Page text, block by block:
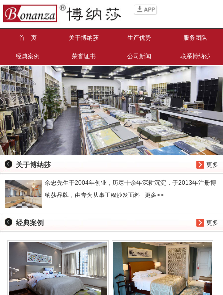
首 页 关于博纳莎 生产优势 服务团队
经典案例 荣誉证书 公司新闻 联系博纳莎
更多
关于博纳莎
余忠先生于2004年创业，历尽十余年深耕沉淀，于2013年注册博
纳莎品牌，由专为从事工程沙发面料...更多>>
更多
经典案例
搜索